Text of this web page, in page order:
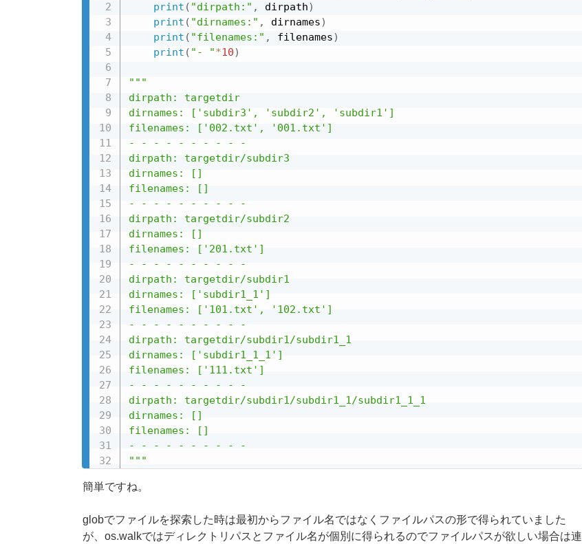
print ( "dirpath:" , dirpath)
print ( "dirnames:" , dirnames)
print ( "filenames:" , filenames)
print ( "- "*10)
"""
dirpath: targetdir
dirnames: ['subdir3', 'subdir2', 'subdir1']
filenames: ['002.txt', '001.txt']
- - - - - - - - - -
dirpath: targetdir/subdir3
dirnames: []
filenames: []
- - - - - - - - - -
dirpath: targetdir/subdir2
dirnames: []
filenames: ['201.txt']
- - - - - - - - - -
dirpath: targetdir/subdir1
dirnames: ['subdir1_1']
filenames: ['101.txt', '102.txt']
- - - - - - - - - -
dirpath: targetdir/subdir1/subdir1_1
dirnames: ['subdir1_1_1']
filenames: ['111.txt']
- - - - - - - - - -
dirpath: targetdir/subdir1/subdir1_1/subdir1_1_1
dirnames: []
filenames: []
- - - - - - - - - -
"""
簡単ですね。
globでファイルを探索した時は最初からファイル名ではなくファイルパスの形で得られていました
が、os.walkではディレクトリパスとファイル名が個別に得られるのでファイルパスが欲しい場合は連